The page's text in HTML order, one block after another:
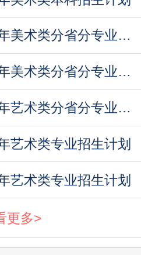
武汉理工大学2018年美术类分省分专业招生计划
武汉理工大学2017年美术类分省分专业招生计划
武汉理工大学2016年艺术类分省分专业招生计划
艺术类专业招生计划
艺术类专业招生计划
更多>